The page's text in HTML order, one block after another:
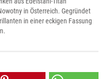
in Österreich. Gegründet
in einer eckigen Fassung